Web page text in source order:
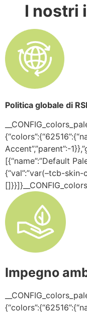
I nostri
Politica globale di RSI
Accent”,”parent”:-
[{“name”:”Default
{“val”:”var(–tcb-skin-
Impegno